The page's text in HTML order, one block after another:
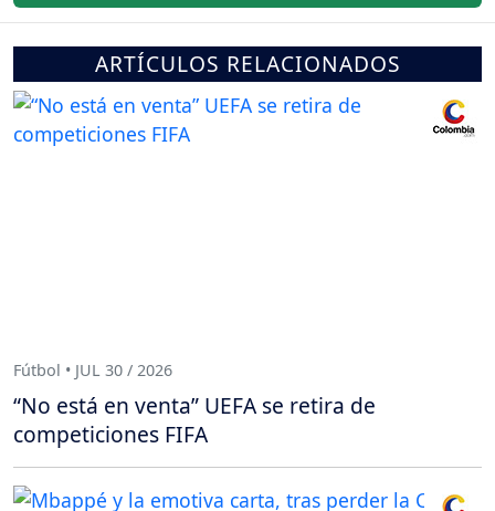
ARTÍCULOS RELACIONADOS
Fútbol • JUL 30 / 2026
“No está en venta” UEFA se retira de
competiciones FIFA